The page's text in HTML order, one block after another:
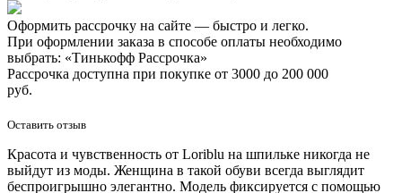
Оформить рассрочку на сайте — быстро и легко.
При оформлении заказа в способе оплаты необходимо
выбрать: «Тинькофф Рассрочка»
Рассрочка доступна при покупке от 3000 до 200 000
руб.
Оставить отзыв
Красота и чувственность от Loriblu на шпильке никогда не
выйдут из моды. Женщина в такой обуви всегда выглядит
беспроигрышно элегантно. Модель фиксируется с помощью